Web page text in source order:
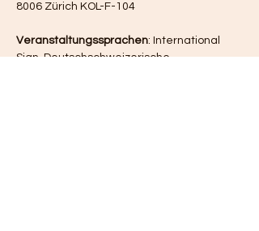
8006 Zürich KOL-F-104
Veranstaltungssprachen: International
Sign, Deutschschweizerische